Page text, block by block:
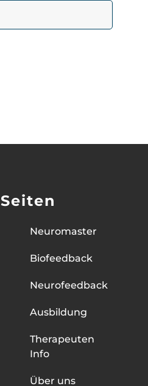
Seiten
Neuromaster
Biofeedback
Neurofeedback
Ausbildung
Therapeuten
Info
Über uns